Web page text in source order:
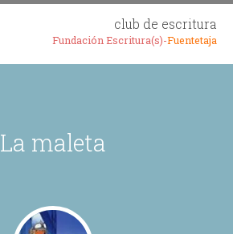
club de escritura
Fundación Escritura(s)-Fuentetaja
La maleta